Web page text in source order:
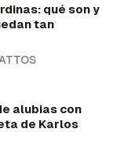
qué son y
tan
alubias con
de Karlos